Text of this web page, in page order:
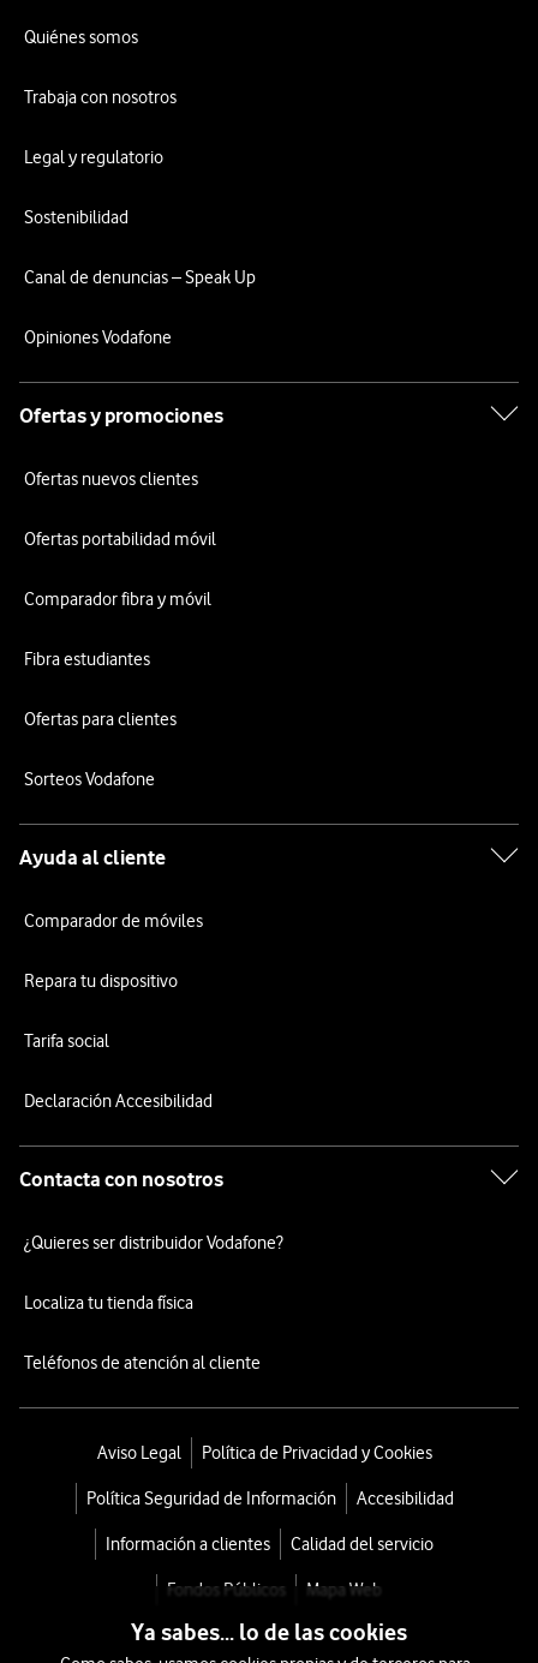
Quiénes somos
Trabaja con nosotros
Legal y regulatorio
Sostenibilidad
Canal de denuncias – Speak Up
Opiniones Vodafone
Ofertas y promociones
Ofertas nuevos clientes
Ofertas portabilidad móvil
Comparador fibra y móvil
Fibra estudiantes
Ofertas para clientes
Sorteos Vodafone
Ayuda al cliente
Comparador de móviles
Repara tu dispositivo
Tarifa social
Declaración Accesibilidad
Contacta con nosotros
¿Quieres ser distribuidor Vodafone?
Localiza tu tienda física
Teléfonos de atención al cliente
Aviso Legal Política de Privacidad y Cookies
Política Seguridad de Información Accesibilidad
Información a clientes Calidad del servicio
Fondos Públicos Mapa Web
Ya sabes... lo de las cookies